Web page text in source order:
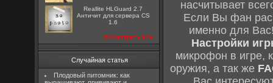
Reallite HLGuard 2.7
Aнтичит для сервера CS
1.6
посмотреть все
Случайная статья
Плодовый питомник: как
насчитывает
Если Вы фан
именно для
Настройки
микрофон в игре,
оружия, а так же